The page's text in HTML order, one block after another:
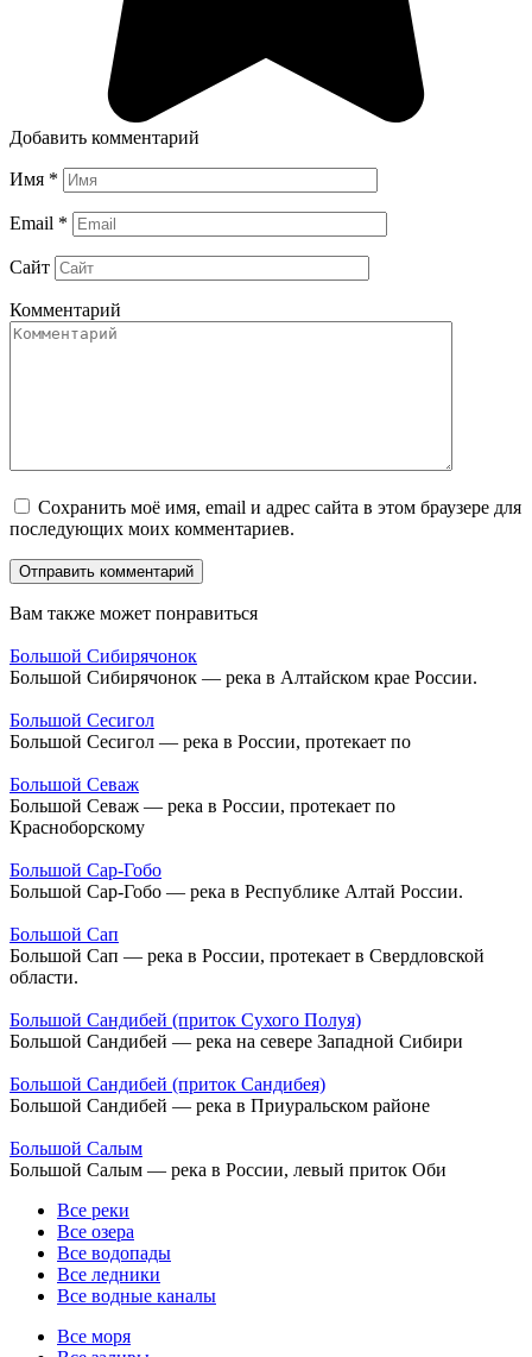
Добавить комментарий
Имя *
Email *
Сайт
Комментарий
Сохранить моё имя, email и адрес сайта в этом браузере для
последующих моих комментариев.
Вам также может понравиться
Большой Сибирячонок
Большой Сибирячонок — река в Алтайском крае России.
Большой Сесигол
Большой Сесигол — река в России, протекает по
Большой Севаж
Большой Севаж — река в России, протекает по
Красноборскому
Большой Сар-Гобо
Большой Сар-Гобо — река в Республике Алтай России.
Большой Сап
Большой Сап — река в России, протекает в Свердловской
области.
Большой Сандибей (приток Сухого Полуя)
Большой Сандибей — река на севере Западной Сибири
Большой Сандибей (приток Сандибея)
Большой Сандибей — река в Приуральском районе
Большой Салым
Большой Салым — река в России, левый приток Оби
Все реки
Все озера
Все водопады
Все ледники
Все водные каналы
Все моря